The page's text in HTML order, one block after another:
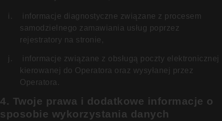
i.
informacje diagnostyczne związane z procesem
samodzielnego zamawiania usług poprzez
rejestratory na stronie,
j.
informacje związane z obsługą poczty elektronicznej
kierowanej do Operatora oraz wysyłanej przez
Operatora.
4. Twoje prawa i dodatkowe informacje o
sposobie wykorzystania danych